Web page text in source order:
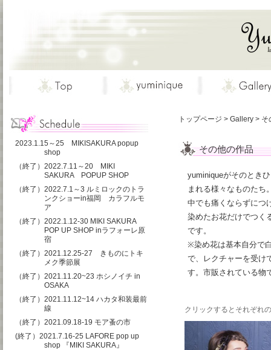
トップページ > Gallery > そ
その他の作品
yuminiqueがそのとき
まれる様々なものたち
中でも痛くならずにつ
染めたお花だけでつく
です。
※染め花は基本自分で
で、レクチャーを受け
す。市販されている物
クリックするとそれぞれ
2023.1.15～25 MIKISAKURA popup
shop
（終了）2022.7.11～20 MIKI
SAKURA POPUP SHOP
（終了）2022.7.1～3 ルミロックのトラ
ンクショーin福岡 カラフルモ
ア
（終了）2022.1.12-30 MIKI SAKURA
POP UP SHOP inラフォーレ原
宿
（終了）2021.12.25-27 きものにトキ
メク季節展
（終了）2021.11.20~23 ホシノイチ in
OSAKA
（終了）2021.11.12~14 ハカタ和装最前
線
（終了）2021.09.18-19 モア蚤の市
(終了）2021.7.16-25 LAFORE pop up
shop 『MIKI SAKURA』